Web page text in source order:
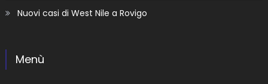
Nuovi casi di West Nile a Rovigo
Menù